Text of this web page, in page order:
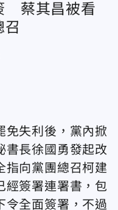
蔡其昌被看
召
免失利後，黨內掀
書長徐國勇發起改
指向黨團總召柯建
經簽署連署書，包
令全面簽署，不過